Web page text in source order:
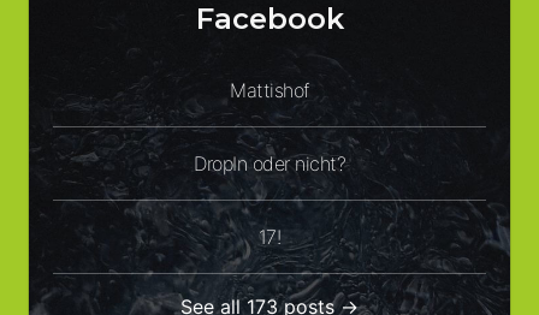
Facebook
Mattishof
DropIn oder nicht?
17!
See all 173 posts →